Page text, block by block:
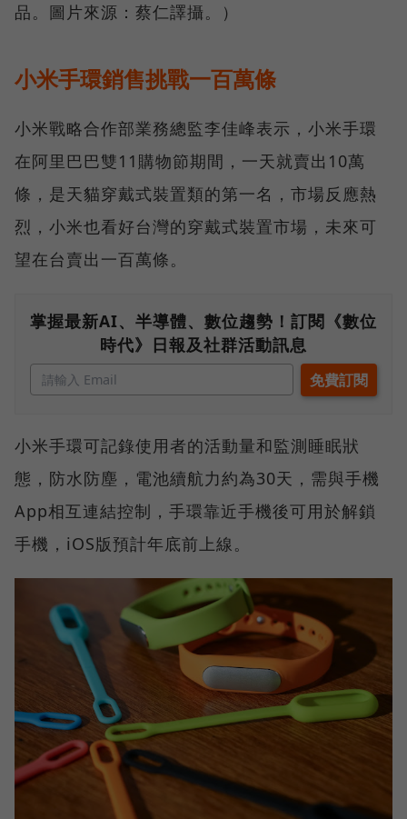
品。圖片來源：蔡仁譯攝。）
小米手環銷售挑戰一百萬條
小米戰略合作部業務總監李佳峰表示，小米手環
在阿里巴巴雙11購物節期間，一天就賣出10萬
條，是天貓穿戴式裝置類的第一名，市場反應熱
烈，小米也看好台灣的穿戴式裝置市場，未來可
望在台賣出一百萬條。
掌握最新AI、半導體、數位趨勢！訂閱《數位
時代》日報及社群活動訊息
小米手環可記錄使用者的活動量和監測睡眠狀
態，防水防塵，電池續航力約為30天，需與手機
App相互連結控制，手環靠近手機後可用於解鎖
手機，iOS版預計年底前上線。